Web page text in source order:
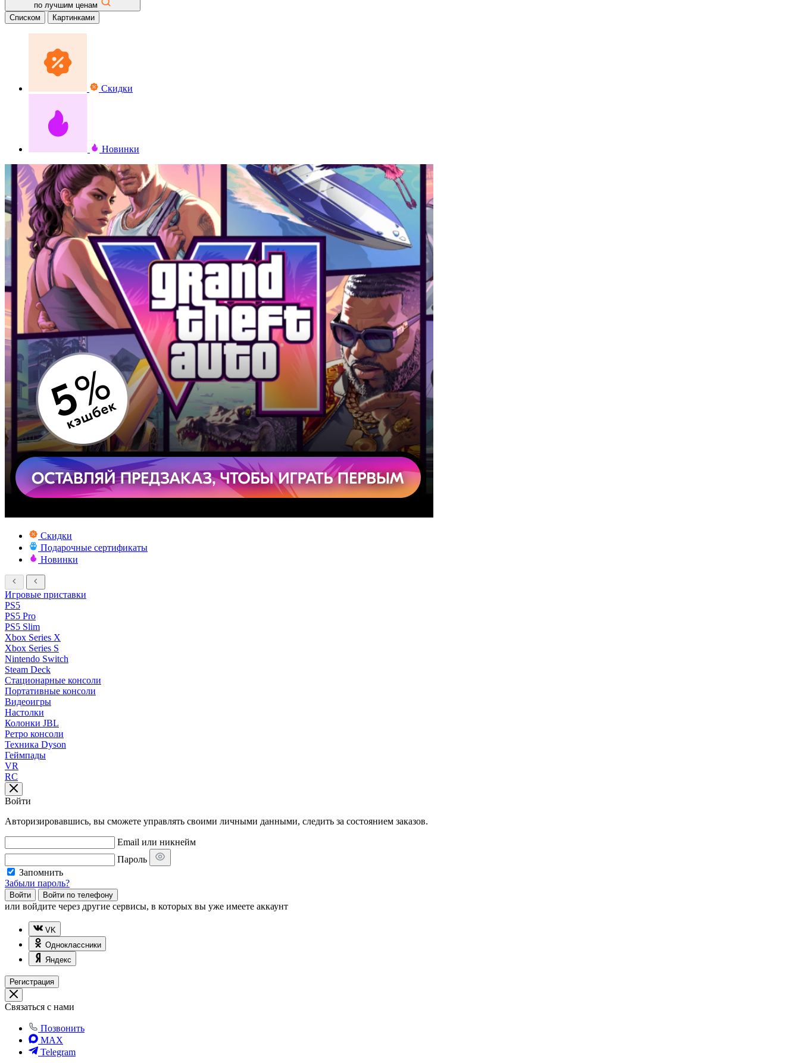
по лучшим ценам
Списком
Картинками
Скидки
Новинки
Скидки
Подарочные сертификаты
Новинки
Игровые приставки
PS5
PS5 Pro
PS5 Slim
Xbox Series X
Xbox Series S
Nintendo Switch
Steam Deck
Стационарные консоли
Портативные консоли
Видеоигры
Настолки
Колонки JBL
Ретро консоли
Техника Dyson
Геймпады
VR
RC
Войти
Авторизировавшись, вы сможете управлять своими личными данными, следить за состоянием заказов.
Email или никнейм
Пароль
Запомнить
Забыли пароль?
Войти Войти по телефону
или войдите через другие сервисы, в которых вы уже имеете аккаунт
VK
Одноклассники
Яндекс
Регистрация
Связаться с нами
Позвонить
MAX
Telegram